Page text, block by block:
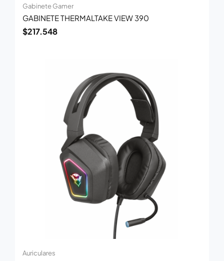
Gabinete Gamer
GABINETE THERMALTAKE VIEW 390
$217.548
Auriculares